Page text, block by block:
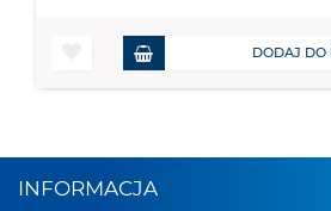
DODAJ DO
INFORMACJA